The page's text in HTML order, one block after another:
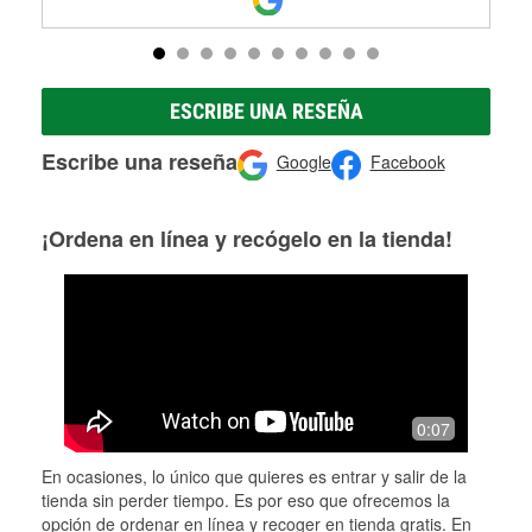
ESCRIBE UNA RESEÑA
Escribe una reseña Google Facebook
¡Ordena en línea y recógelo en la tienda!
0:07
En ocasiones, lo único que quieres es entrar y salir de la
tienda sin perder tiempo. Es por eso que ofrecemos la
opción de ordenar en línea y recoger en tienda gratis. En